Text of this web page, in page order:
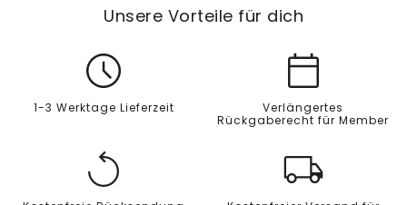
Unsere Vorteile für dich
1-3 Werktage Lieferzeit
Verlängertes
Rückgaberecht für Member